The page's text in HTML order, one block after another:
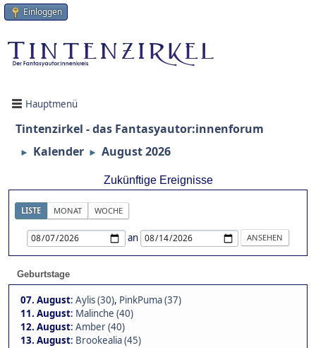
Einloggen
Hauptmenü
Tintenzirkel - das Fantasyautor:innenforum
► Kalender ► August 2026
Zukünftige Ereignisse
LISTE MONAT WOCHE
an
Geburtstage
07. August: Aylis (30), PinkPuma (37)
11. August: Malinche (40)
12. August: Amber (40)
13. August: Brookealia (45)